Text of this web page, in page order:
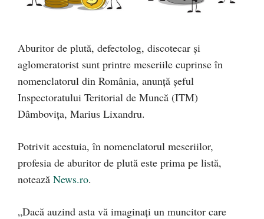
Aburitor de plută, defectolog, discotecar și
aglomeratorist sunt printre meseriile cuprinse în
nomenclatorul din România, anunță șeful
Inspectoratului Teritorial de Muncă (ITM)
Dâmboviţa, Marius Lixandru.
Potrivit acestuia, în nomenclatorul meseriilor,
profesia de aburitor de plută este prima pe listă,
notează News.ro.
„Dacă auzind asta vă imaginaţi un muncitor care